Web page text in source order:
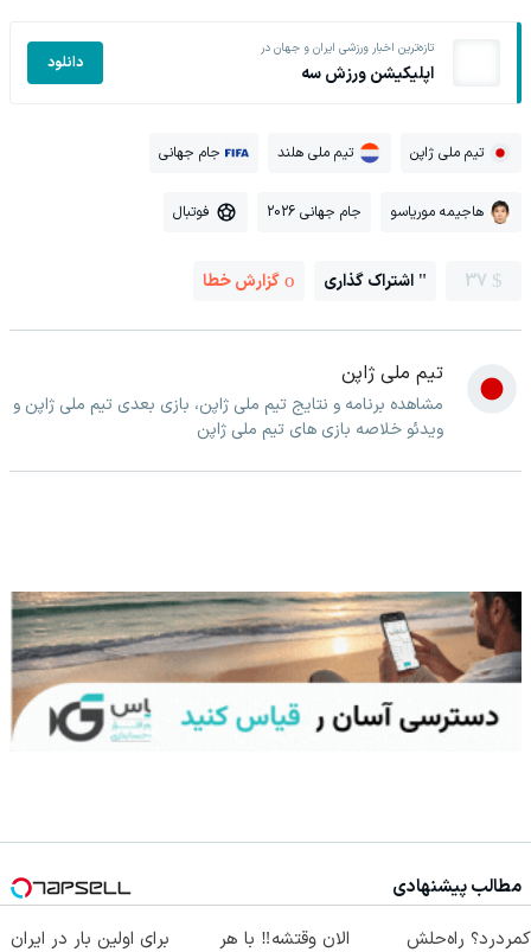
تازه‌ترین اخبار ورزشی ایران و جهان در
اپلیکیشن ورزش سه دانلود
تیم ملی ژاپن تیم ملی هلند جام جهانی
هاجیمه موریاسو جام جهانی 2026 فوتبال
37 اشتراک گذاری گزارش خطا
تیم ملی ژاپن
مشاهده برنامه و نتایج تیم ملی ژاپن، بازی بعدی تیم ملی ژاپن و
ویدئو خلاصه بازی های تیم ملی ژاپن
مطالب پیشنهادی
کمردرد؟ راه‌حلش
الان وقتشه‼️ با هر برای اولین بار در ایران